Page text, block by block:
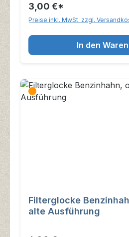
3,00 €*
Preise inkl. MwSt. zzgl.
In den
Filterglocke
alte Ausführung